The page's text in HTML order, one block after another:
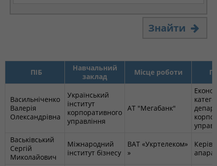
Знайти
ПІБ
Навчальний
заклад
Місце роботи
Васильніченко
Валерія
Олександрівна
Український
інститут
корпоративного
управління
АТ "Мегабанк"
Васьківський
Сергій
Миколайович
Міжнародний
інститут бізнесу
ВАТ «Укртелеком»
»